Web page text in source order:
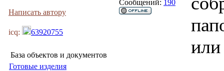
Написать автору
icq: 63920755
База объектов и документов
Готовые изделия
Сообщений: 190
или